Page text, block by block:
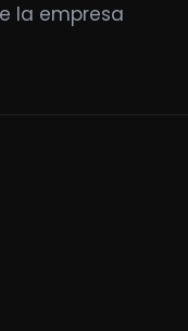
la empresa